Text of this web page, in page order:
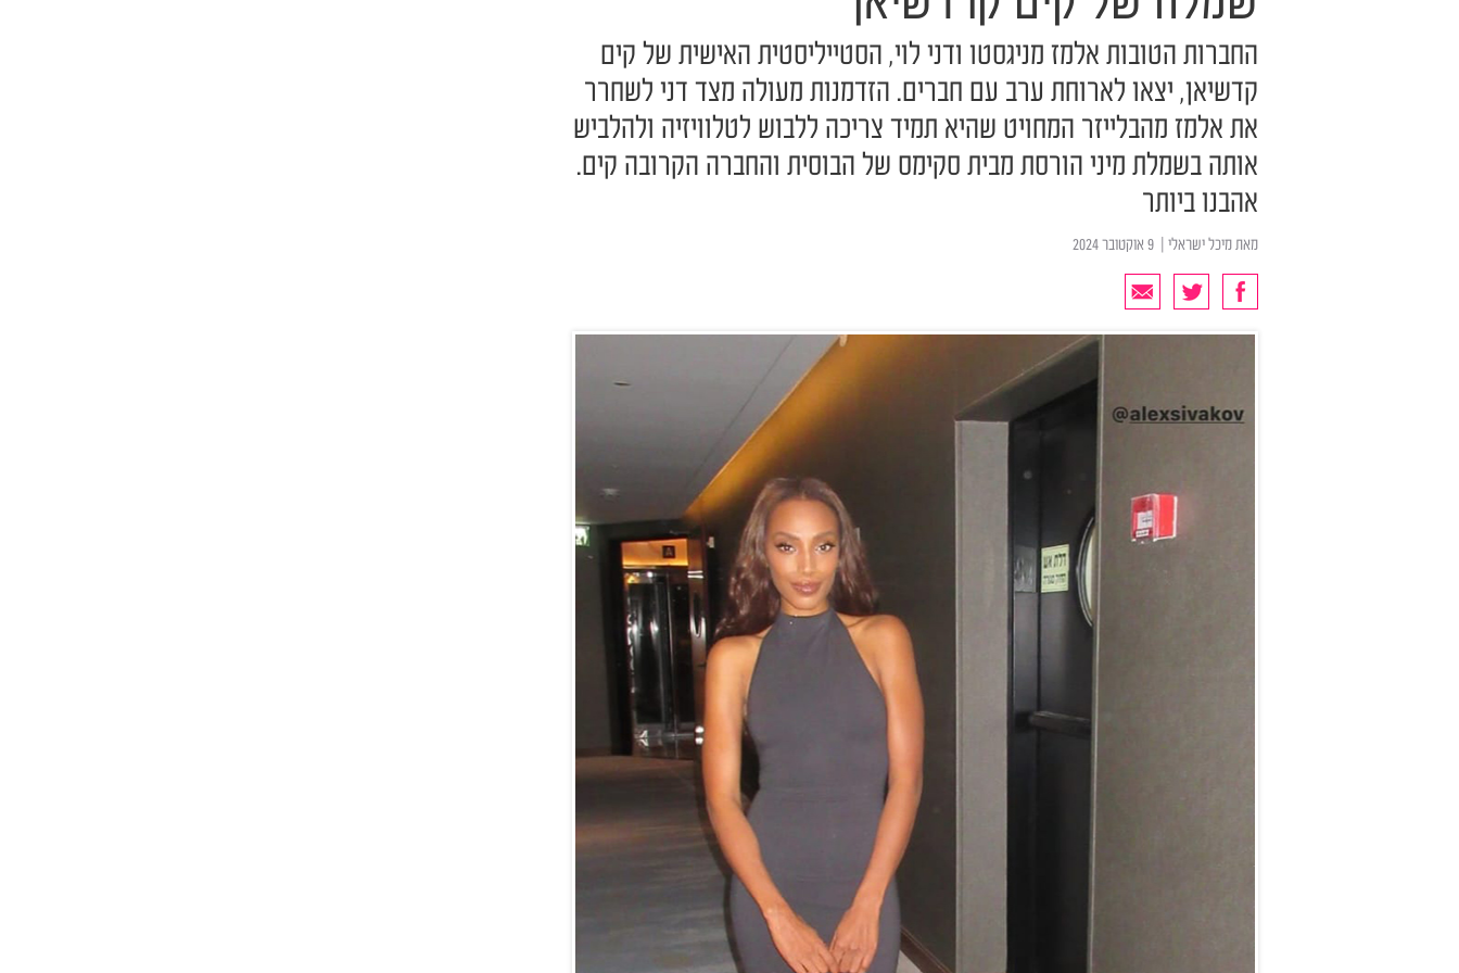
החברות הטובות אלמז מניגסטו ודני לוי, הסטייליסטית האישית של קים
קדשיאן, יצאו לארוחת ערב עם חברים. הזדמנות מעולה מצד דני לשחרר
את אלמז מהבלייזר המחויט שהיא תמיד צריכה ללבוש לטלוויזיה ולהלביש
אותה בשמלת מיני הורסת מבית סקימס של הבוסית והחברה הקרובה קים.
אהבנו ביותר
מאתמיכל ישראלי